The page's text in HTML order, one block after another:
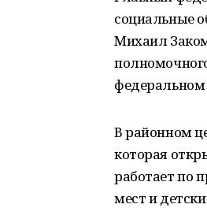
социальные
Михаил
федеральном
В районном
которая
работает по
мест и